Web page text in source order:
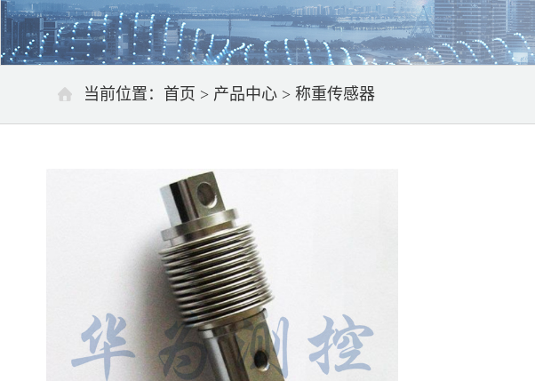
当前位置： 首页 > 产品中心 > 称重传感器